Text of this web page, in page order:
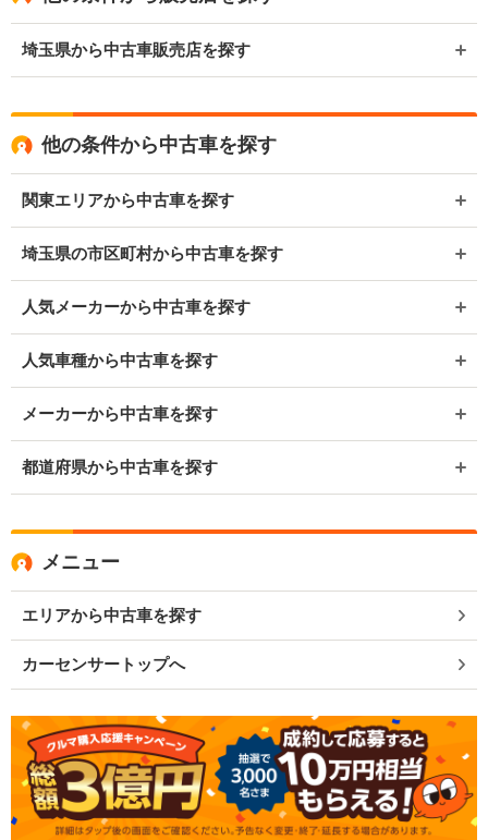
埼玉県から中古車販売店を探す
他の条件から中古車を探す
関東エリアから中古車を探す
埼玉県の市区町村から中古車を探す
人気メーカーから中古車を探す
人気車種から中古車を探す
メーカーから中古車を探す
都道府県から中古車を探す
メニュー
エリアから中古車を探す
カーセンサートップへ